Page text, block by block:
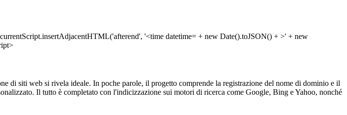
di siti web si rivela ideale. In poche parole, il progetto comprende la registrazione del nome di dominio e il
Il tutto è completato con l'indicizzazione sui motori di ricerca come Google, Bing e Yahoo, nonché